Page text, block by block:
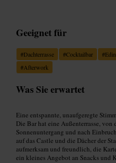
Geeignet für
#Dachterrasse #Cocktailbar #
#Afterwork
Was Sie erwartet
Eine entspannte, unaufgeregte
Die Bar hat eine Außenterrasse, von
Sonnenuntergang und nach
auf das Castle und die Dächer der
aufmerksam und freundlich, die
ein kleines Angebot an Snacks und